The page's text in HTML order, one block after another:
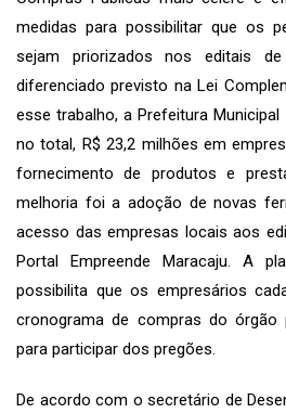
medidas para possibilitar que os
sejam priorizados nos editais
diferenciado previsto na Lei
esse trabalho, a Prefeitura
no total, R$ 23,2 milhões em
fornecimento de produtos e
melhoria foi a adoção de novas
acesso das empresas locais aos
Portal Empreende Maracaju. A
possibilita que os empresários
cronograma de compras do órgão
para participar dos pregões.
De acordo com o secretário de